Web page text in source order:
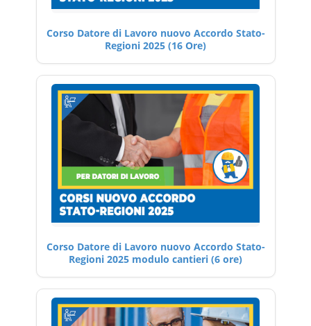
Corso Datore di Lavoro nuovo Accordo Stato-
Regioni 2025 (16 Ore)
Corso Datore di Lavoro nuovo Accordo Stato-
Regioni 2025 modulo cantieri (6 ore)